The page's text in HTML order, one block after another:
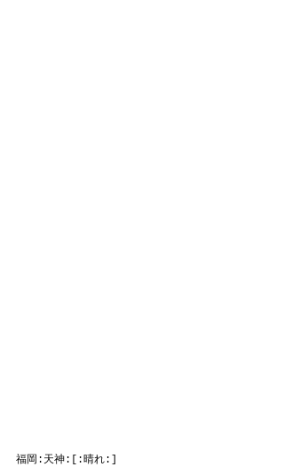
福岡:天神:[:晴れ:]